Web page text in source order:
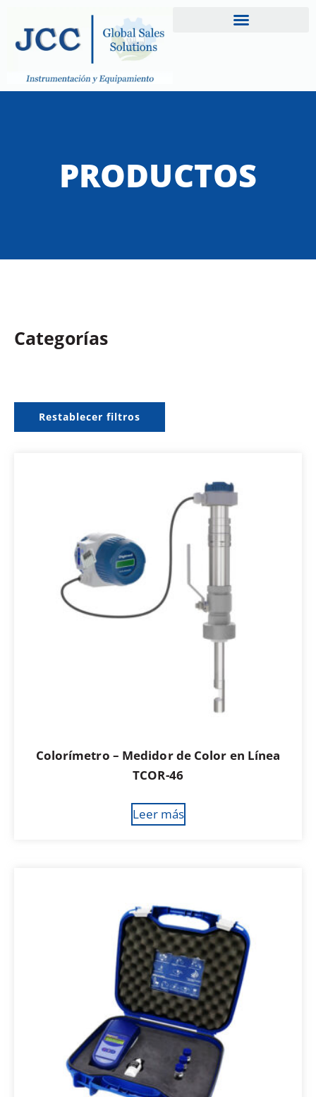
PRODUCTOS
Categorías
Restablecer filtros
Colorímetro – Medidor de Color en Línea
TCOR-46
Leer más